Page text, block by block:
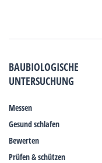
BAUBIOLOGISCHE
UNTERSUCHUNG
Messen
Gesund schlafen
Bewerten
Prüfen & schützen